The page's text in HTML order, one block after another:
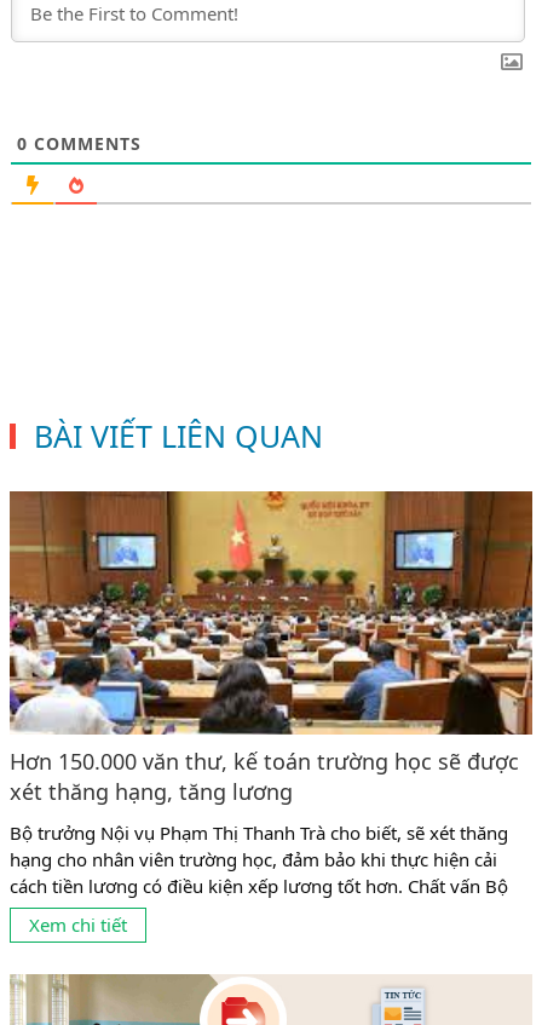
0 COMMENTS
BÀI VIẾT LIÊN QUAN
Hơn 150.000 văn thư, kế toán trường học sẽ được
xét thăng hạng, tăng lương
Bộ trưởng Nội vụ Phạm Thị Thanh Trà cho biết, sẽ xét thăng
hạng cho nhân viên trường học, đảm bảo khi thực hiện cải
cách tiền lương có điều kiện xếp lương tốt hơn. Chất vấn Bộ
trưởng Nội vụ, đại biểu Quốc hội Trịnh Minh Bình (Đoàn Vĩnh
Long) cho rằng, nhân viên trường học có vị trí, vai...
Xem chi tiết